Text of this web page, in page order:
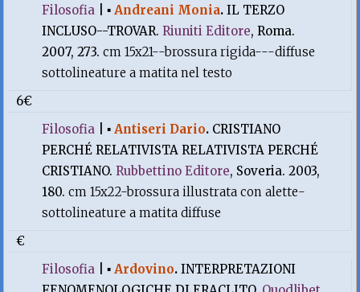
Filosofia |▪Andreani Monia.IL TERZO
INCLUSO--TROVAR.Riuniti Editore, Roma.
2007, 273.cm 15x21--brossura rigida---diffuse
sottolineature a matita nel testo
6€
Filosofia |▪Antiseri Dario. CRISTIANO
PERCHÉ RELATIVISTA RELATIVISTA PERCHÉ
CRISTIANO.Rubbettino Editore, Soveria. 2003,
180.cm 15x22-brossura illustrata con alette-
sottolineature a matita diffuse
€
Filosofia |▪Ardovino.INTERPRETAZIONI